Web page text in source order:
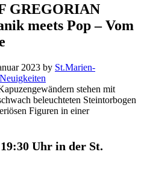
GREGORIAN
meets Pop – Vom
2023 by St.Marien-
Neuigkeiten
Uhr in der St.